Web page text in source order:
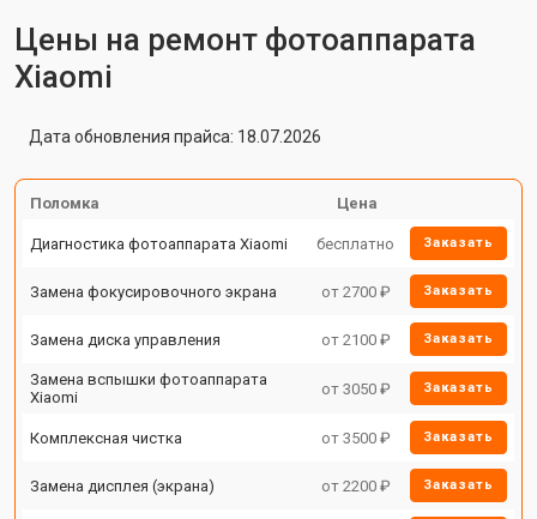
Цены на ремонт фотоаппарата
Xiaomi
Дата обновления прайса: 18.07.2026
Поломка Цена
Диагностика фотоаппарата Xiaomi бесплатно Заказать
Замена фокусировочного экрана от 2700 ₽ Заказать
Замена диска управления от 2100 ₽ Заказать
Замена вспышки фотоаппарата
Xiaomi
от 3050 ₽ Заказать
Комплексная чистка от 3500 ₽ Заказать
Замена дисплея (экрана) от 2200 ₽ Заказать